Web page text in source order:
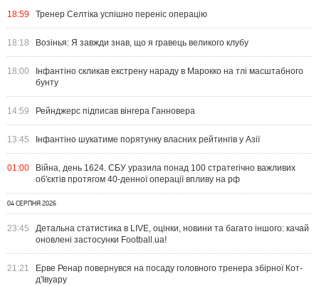
18:59 Тренер Селтіка успішно переніс операцію
18:18 Возінья: Я завжди знав, що я гравець великого клубу
18:00
Інфантіно скликав екстрену нараду в Марокко на тлі масштабного
бунту
14:59 Рейнджерс підписав вінгера Ганновера
13:45 Інфантіно шукатиме порятунку власних рейтингів у Азії
01:00
Війна, день 1624. СБУ уразила понад 100 стратегічно важливих
об'єктів протягом 40-денної операції впливу на рф
04 СЕРПНЯ 2026
23:45
Детальна статистика в LIVE, оцінки, новини та багато іншого: качай
оновлені застосунки Football.ua!
21:21
Ерве Ренар повернувся на посаду головного тренера збірної Кот-
д'Івуару